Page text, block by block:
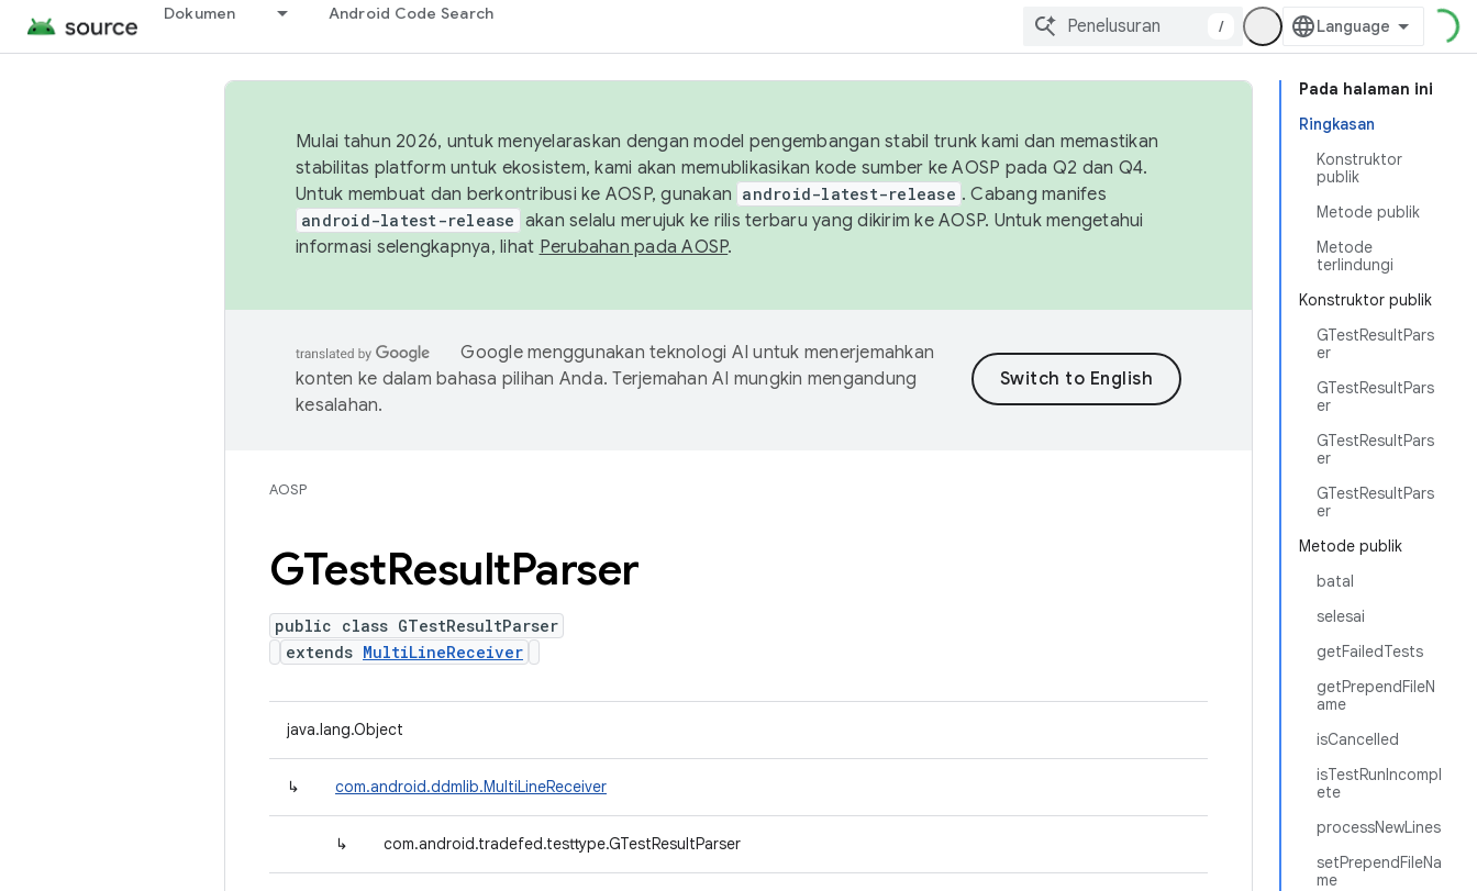
Dokumen Android Code Search
/
Pada halaman ini
Ringkasan
Konstruktor
publik
Metode publik
Metode
terlindungi
Konstruktor publik
GTestResultPars
er
GTestResultPars
er
GTestResultPars
er
GTestResultPars
er
Metode publik
batal
selesai
getFailedTests
getPrependFileN
ame
isCancelled
isTestRunIncompl
ete
processNewLines
setPrependFileNa
me
Mulai tahun 2026, untuk menyelaraskan dengan model pengembangan stabil trunk kami dan memastikan
stabilitas platform untuk ekosistem, kami akan memublikasikan kode sumber ke AOSP pada Q2 dan Q4.
Untuk membuat dan berkontribusi ke AOSP, gunakan android-latest-release . Cabang manifes
android-latest-release akan selalu merujuk ke rilis terbaru yang dikirim ke AOSP. Untuk mengetahui
informasi selengkapnya, lihat Perubahan pada AOSP.
Google menggunakan teknologi AI untuk menerjemahkan
konten ke dalam bahasa pilihan Anda. Terjemahan AI mungkin mengandung
kesalahan.
AOSP
GTestResultParser
public class GTestResultParser
extends MultiLineReceiver
java.lang.Object
↳ com.android.ddmlib.MultiLineReceiver
↳ com.android.tradefed.testtype.GTestResultParser